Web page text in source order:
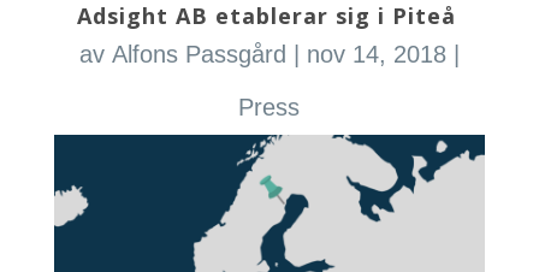
Adsight AB etablerar sig i Piteå
av Alfons Passgård nov 14, 2018|
Press